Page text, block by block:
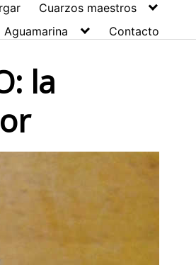
Cuarzos maestros
Aguamarina Contacto
la